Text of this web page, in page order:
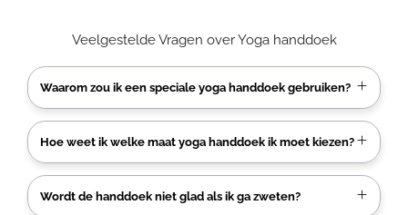
Veelgestelde Vragen over Yoga handdoek
Waarom zou ik een speciale yoga handdoek gebruiken?
Hoe weet ik welke maat yoga handdoek ik moet kiezen?
Wordt de handdoek niet glad als ik ga zweten?